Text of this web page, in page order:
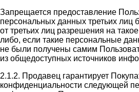
Запрещается предоставление
персональных данных третьих лиц
от третьих лиц разрешения на
либо, если такие персональные
не были получены самим
из общедоступных источников
2.1.2. Продавец гарантирует
конфиденциальности следующей